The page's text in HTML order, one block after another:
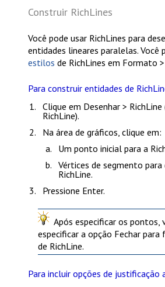
Construir RichLines
Você pode usar RichLines para
entidades lineares paralelas. Você
estilos de RichLines em Formato
Para construir entidades de
Clique em Desenhar > RichLine
RichLine).
Na área de gráficos, clique em:
Um ponto inicial para a
Vértices de segmento para
RichLine.
Pressione Enter.
Após especificar os pontos,
especificar a opção Fechar para
de RichLine.
Para incluir opções de justificação